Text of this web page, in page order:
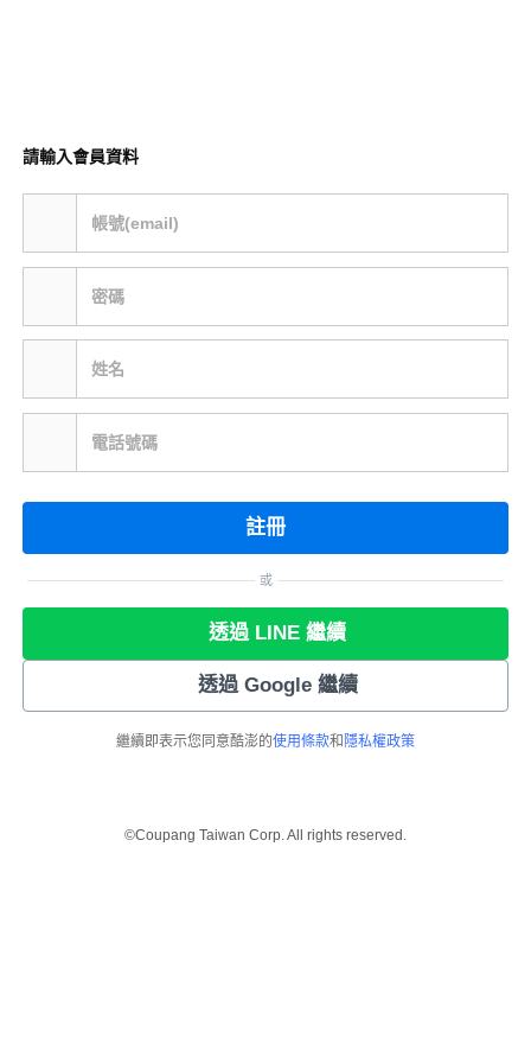
請輸入會員資料
帳號(email)
密碼
姓名
電話號碼
註冊
或
透過 LINE 繼續
透過 Google 繼續
繼續即表示您同意酷澎的使用條款和 隱私權政策
©Coupang Taiwan Corp. All rights reserved.